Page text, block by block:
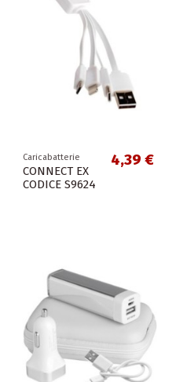
Caricabatterie
CONNECT EX
CODICE S9624
4,39 €